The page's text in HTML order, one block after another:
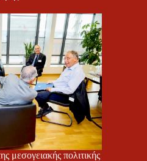
μεσογειακής πολιτικής